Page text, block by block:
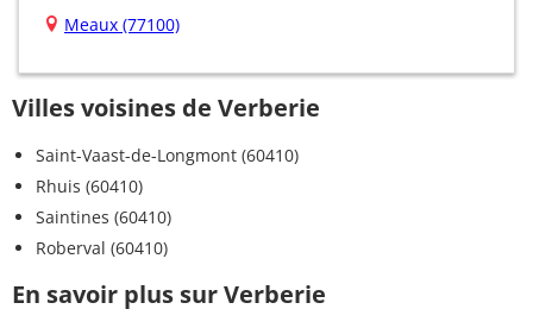
Meaux (77100)
Villes voisines de Verberie
Saint-Vaast-de-Longmont (60410)
Rhuis (60410)
Saintines (60410)
Roberval (60410)
En savoir plus sur Verberie